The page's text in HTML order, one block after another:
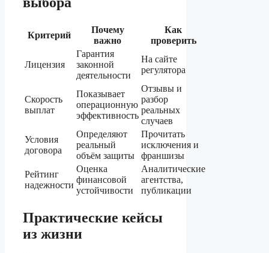
Критерий
Почему
важно
Как
проверить
Лицензия
Гарантия
законной
деятельности
На сайте
регулятора
Скорость
выплат
Показывает
операционную
эффективность
Отзывы и
разбор
реальных
случаев
Условия
договора
Определяют
реальный
объём защиты
Прочитать
исключения и
франшизы
Рейтинг
надежности
Оценка
финансовой
устойчивости
Аналитические
агентства,
публикации
Практические кейсы
из жизни